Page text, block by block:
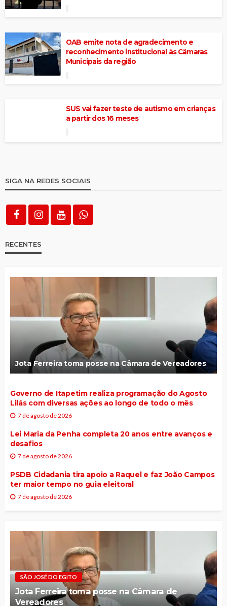
OAB emite nota de agradecimento e
reconhecimento institucional às Câmaras
Municipais da região
SUS vai fazer teste de autismo em crianças
a partir dos 16 meses
SIGA NA REDES SOCIAIS
RECENTES
Jota Ferreira toma posse na Câmara de Vereadores
Governo de Itapetim realiza programação do Agosto
Lilás com diversas ações ao longo de todo o mês
7 de agosto de 2026
Lei Maria da Penha completa 20 anos entre avanços e
desafios
7 de agosto de 2026
PSDB Cidadania tira apoio a Raquel e faz João Campos
ter maior tempo no guia eleitoral
7 de agosto de 2026
SÃO JOSÉ DO EGITO
Jota Ferreira toma posse na Câmara de
Vereadores